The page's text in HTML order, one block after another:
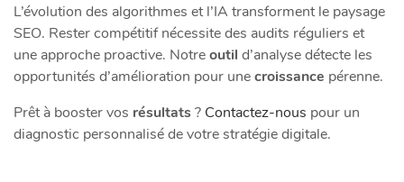
L’évolution des algorithmes et l’IA transforment le paysage
SEO. Rester compétitif nécessite des audits réguliers et
une approche proactive. Notreoutil d’analyse détecte les
opportunités d’amélioration pour unecroissance pérenne.
Prêt à booster vos résultats? Contactez-nous pour un
diagnostic personnalisé de votre stratégie digitale.